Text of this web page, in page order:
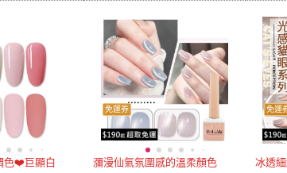
色❤️巨顯白
免運券
瀰漫仙氣氛圍感的溫柔顏色
免運